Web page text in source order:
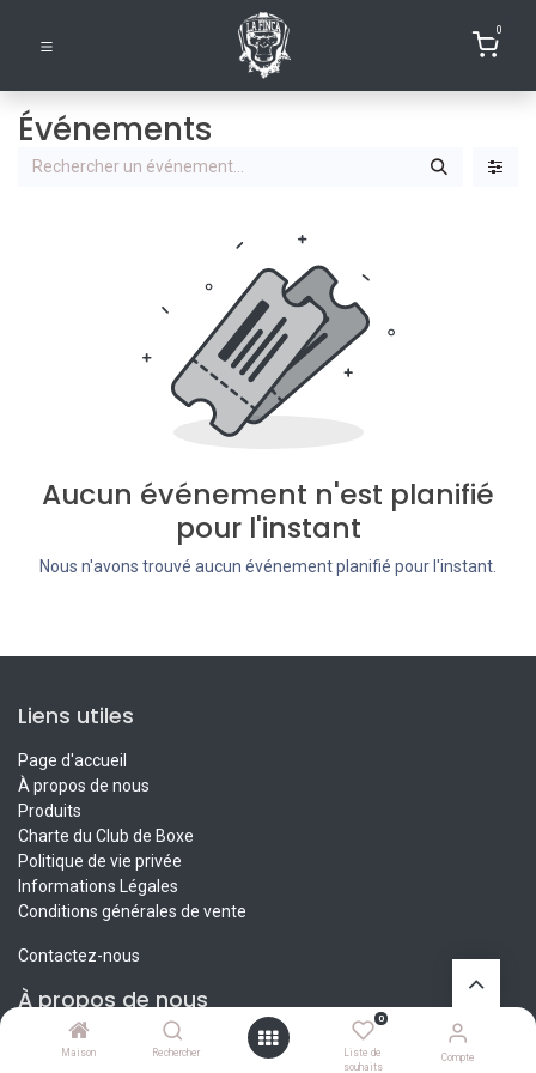
Maison Rechercher
0
Liste de
souhaits
Compte
0
Événements
Aucun événement n'est planifié
pour l'instant
Nous n'avons trouvé aucun événement planifié pour l'instant.
Liens utiles
Page d'accueil
À propos de nous
Produits
Charte du Club de Boxe
Politique de vie privée
Informations Légales
Conditions générales de vente
Contactez-nous
À propos de nous
Depuis novembre 2017, notre club de boxe accueille passionnés et